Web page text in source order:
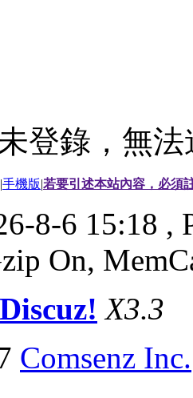
登錄，無
|手機版|若要引述本站內容，必須
8-6 15:18 ,
On,
Discuz! X3.3
Comsenz Inc.